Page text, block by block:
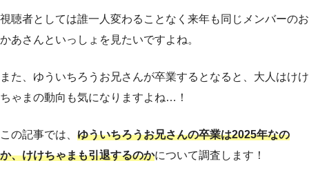
視聴者としては誰一人変わることなく来年も同じメンバーのお
かあさんといっしょを見たいですよね。
また、ゆういちろうお兄さんが卒業するとなると、大人はけけ
ちゃまの動向も気になりますよね…！
この記事では、 ゆういちろうお兄さんの卒業は2025年なの
か、けけちゃまも引退するのかについて調査します！